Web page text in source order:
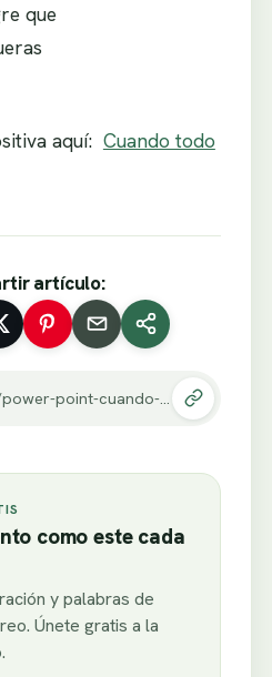
que
aquí: Cuando todo
artículo:
https://renuevo.com/power-point-cuando-todo-parece-perdido.html
como este cada
y palabras de
Únete gratis a la